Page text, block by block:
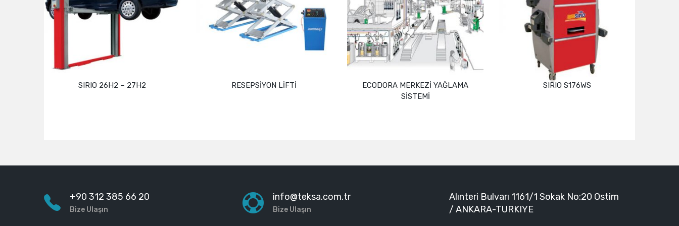
SIRIO 26H2 – 27H2 RESEPSİYON LİFTİ
ECODORA MERKEZİ YAĞLAMA
SİSTEMİ
SIRIO S176WS
+90 312 385 66 20
Bize Ulaşın
info@teksa.com.tr
Bize Ulaşın
Alınteri Bulvarı 1161/1 Sokak No:20 Ostim
/ ANKARA-TURKIYE